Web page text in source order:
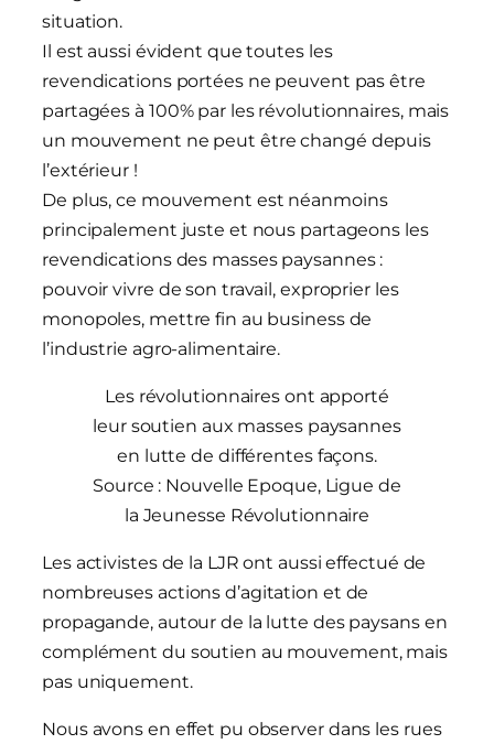
situation.
Il est aussi évident que toutes les
revendications portées ne peuvent pas être
partagées à 100% par les révolutionnaires, mais
un mouvement ne peut être changé depuis
l’extérieur !
De plus, ce mouvement est néanmoins
principalement juste et nous partageons les
revendications des masses paysannes :
pouvoir vivre de son travail, exproprier les
monopoles, mettre fin au business de
l’industrie agro-alimentaire.
Les révolutionnaires ont apporté
leur soutien aux masses paysannes
en lutte de différentes façons.
Source : Nouvelle Epoque, Ligue de
la Jeunesse Révolutionnaire
Les activistes de la LJR ont aussi effectué de
nombreuses actions d’agitation et de
propagande, autour de la lutte des paysans en
complément du soutien au mouvement, mais
pas uniquement.
Nous avons en effet pu observer dans les rues